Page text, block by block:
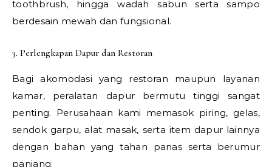
toothbrush, hingga wadah sabun serta sampo
berdesain mewah dan fungsional.
3. Perlengkapan Dapur dan Restoran
Bagi akomodasi yang restoran maupun layanan
kamar, peralatan dapur bermutu tinggi sangat
penting. Perusahaan kami memasok piring, gelas,
sendok garpu, alat masak, serta item dapur lainnya
dengan bahan yang tahan panas serta berumur
panjang.